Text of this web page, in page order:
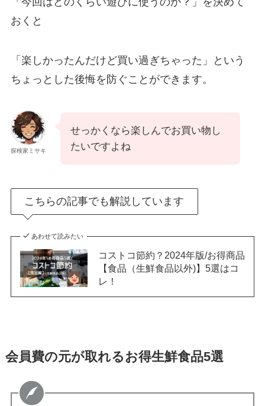
おくと
「楽しかったんだけど買い過ぎちゃった」という
ちょっとした後悔を防ぐことができます。
探検家ミサキ
せっかくなら楽しんでお買い物し
たいですよね
こちらの記事でも解説しています
あわせて読みたい
コストコ節約？2024年版/お得商品
【食品（生鮮食品以外)】5選はコ
レ！
会員費の元が取れるお得生鮮食品5選